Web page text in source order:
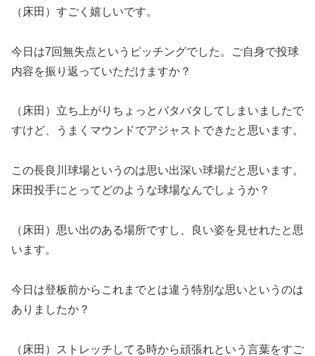
（床田）すごく嬉しいです。
今日は7回無失点というピッチングでした。ご自身で投球
内容を振り返っていただけますか？
（床田）立ち上がりちょっとバタバタしてしまいましたで
すけど、うまくマウンドでアジャストできたと思います。
この長良川球場というのは思い出深い球場だと思います。
床田投手にとってどのような球場なんでしょうか？
（床田）思い出のある場所ですし、良い姿を見せれたと思
います。
今日は登板前からこれまでとは違う特別な思いというのは
ありましたか？
（床田）ストレッチしてる時から頑張れという言葉をすご